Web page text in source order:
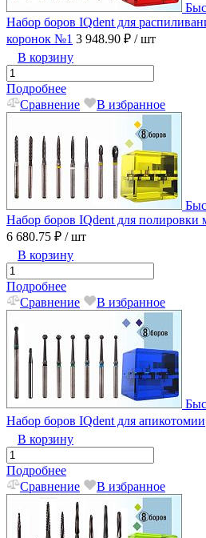
Набор боров IQdent для
коронок №1 3 948.90 ₽ / шт
В корзину
Подробнее
Сравнение
В избранное
Набор боров IQdent для полировки
6 680.75 ₽ / шт
В корзину
Подробнее
Сравнение
В избранное
Набор боров IQdent для апикотомии
В корзину
Подробнее
Сравнение
В избранное